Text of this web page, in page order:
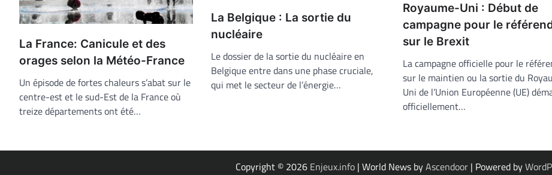
La France: Canicule et des
orages selon la Météo-France
Un épisode de fortes chaleurs s’abat sur le
centre-est et le sud-Est de la France où
treize départements ont été…
La Belgique : La sortie du
nucléaire
Le dossier de la sortie du nucléaire en
Belgique entre dans une phase cruciale,
qui met le secteur de l’énergie…
Royaume-Uni : Début de
campagne pour le
sur le Brexit
La campagne officielle pour le
sur le maintien ou la sortie du
Uni de l’Union Européenne (UE)
officiellement…
Copyright © 2026 Enjeux.info| World News byAscendoor| Powered by